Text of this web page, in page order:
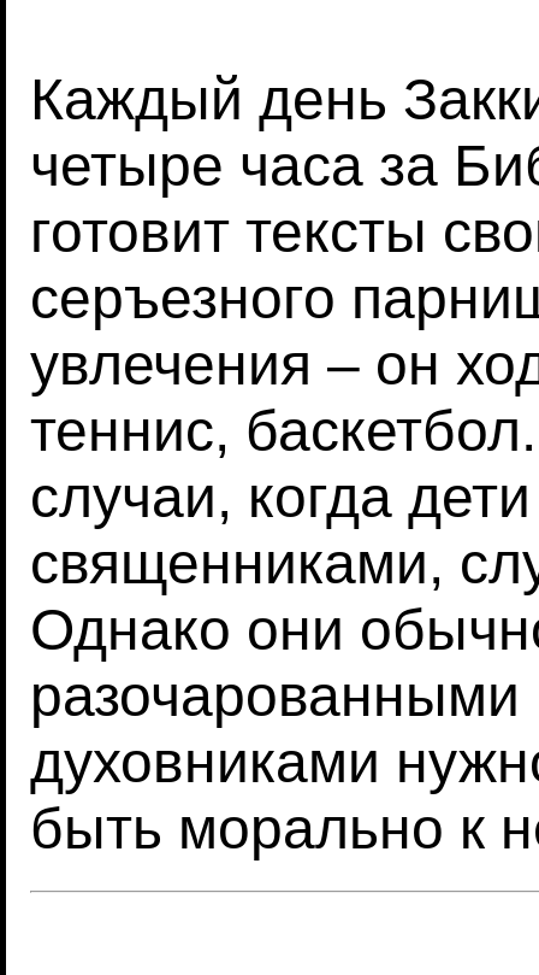
Каждый день
четыре часа за
готовит тексты
серъезного
увлечения – он
теннис,
случаи, когда
священниками,
Однако они
разочарованными
духовниками
быть морально к